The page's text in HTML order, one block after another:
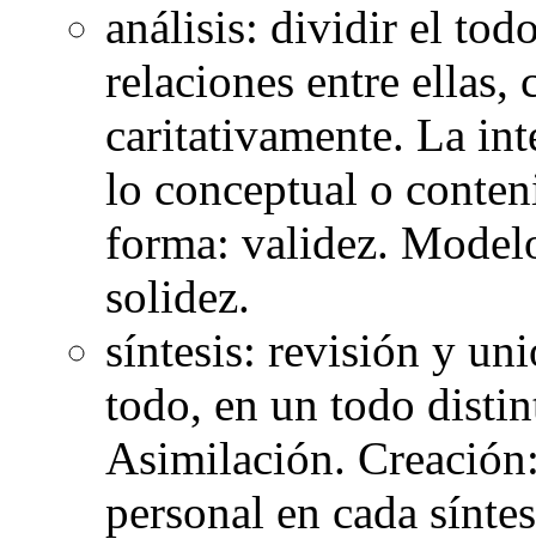
análisis: dividir el
relaciones entre ellas,
caritativamente. La
lo conceptual o
forma: validez.
solidez.
síntesis: revisión y
todo, en un todo
Asimilación.
personal en cada